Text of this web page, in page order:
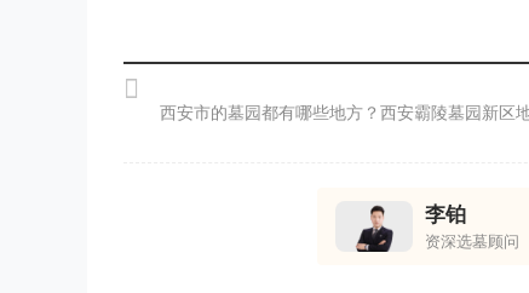
西安市的墓园都有哪些地方？西安霸陵墓园新区
李铂
资深选墓顾问